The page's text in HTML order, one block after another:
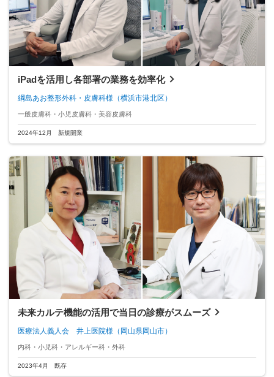
iPadを活用し各部署の業務を効率化
綱島あお整形外科・皮膚科様 （横浜市港北区）
一般皮膚科・小児皮膚科・美容皮膚科
2024年12月 新規開業
未来カルテ機能の活用で当日の診療がスムーズ
医療法人義人会 井上医院様 （岡山県岡山市）
内科・小児科・アレルギー科・外科
2023年4月 既存